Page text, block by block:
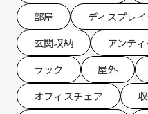
部屋
ディスプレ
玄関収納
アンテ
ラック
屋外
オフィスチェア